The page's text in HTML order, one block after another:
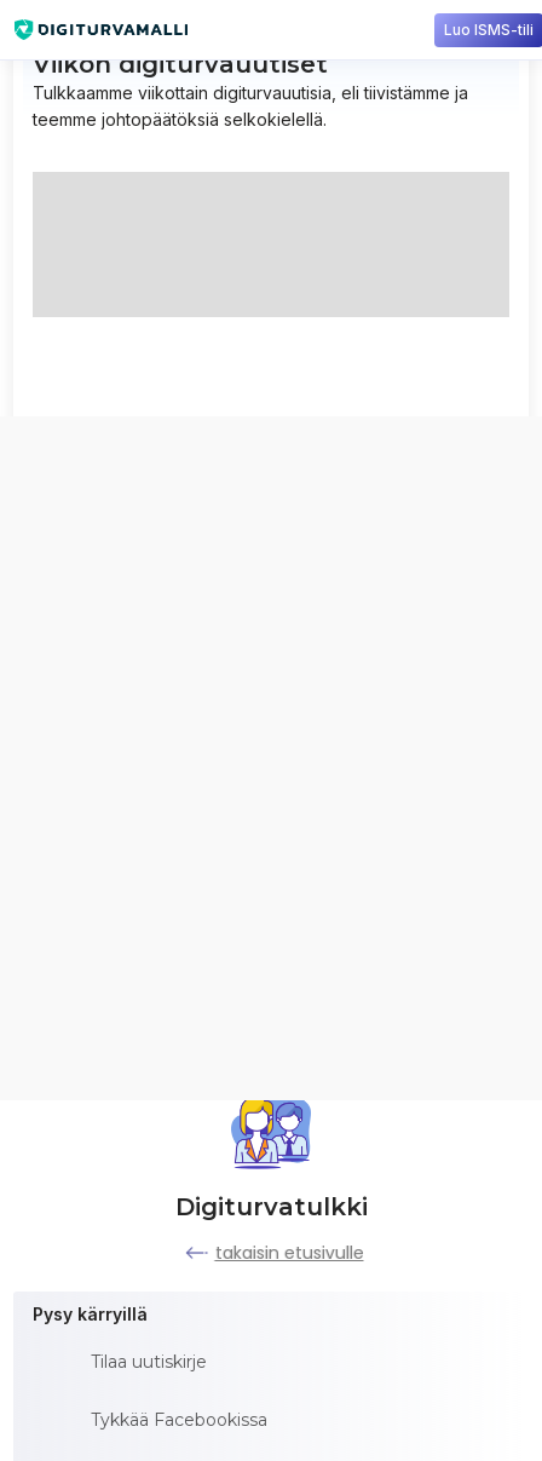
Digiturvatulkki
takaisin etusivulle
Pysy kärryillä
Tilaa uutiskirje
Tykkää Facebookissa
Viikon digiturvauutiset
Tulkkaamme viikottain digiturvauutisia, eli tiivistämme ja
teemme johtopäätöksiä selkokielellä.
Luo ISMS-tili